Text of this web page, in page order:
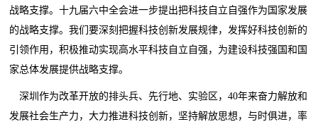
战略支撑。十九届六中全会进一步提出把科技自立自强作为国家发展
的战略支撑。我们要深刻把握科技创新发展规律，发挥好科技创新的
引领作用，积极推动实现高水平科技自立自强，为建设科技强国和国
家总体发展提供战略支撑。
深圳作为改革开放的排头兵、先行地、实验区，40年来奋力解放和
发展社会生产力，大力推进科技创新，坚持解放思想，与时俱进，率